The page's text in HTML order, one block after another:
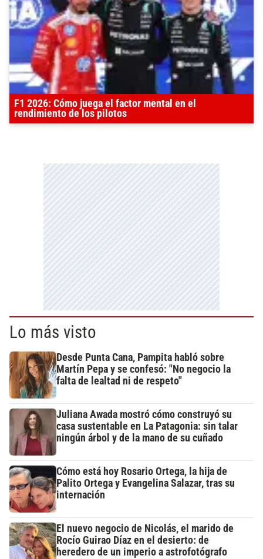
F1 2026: Cómo juega el factor mental en el
rendimiento de los pilotos
Lo más visto
Desde Punta Cana, Pampita habló sobre
Martín Pepa y se confesó: "No negocio la
falta de lealtad ni de respeto"
Juliana Awada mostró cómo construyó su
casa sustentable en La Patagonia: sin talar
ningún árbol y de la mano de su cuñado
Cómo está hoy Rosario Ortega, la hija de
Palito Ortega y Evangelina Salazar, tras su
internación
El nuevo negocio de Nicolás, el marido de
Rocío Guirao Díaz en el desierto: de
heredero de un imperio a astrofotógrafo